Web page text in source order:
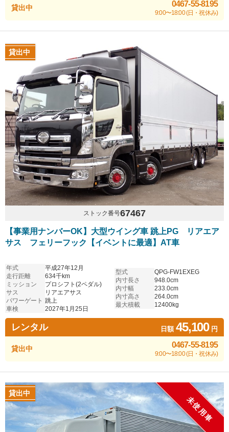
貸出中 0467-55-8195
9:00〜18:00 (日・祝休み)
貸出中
ストック番号67467
【事業用ナンバーOK】大型ウイング車 跳上PG リアエア
サス フェリーフック【イベントに最適】AT車
年式
平成27年12月
走行距離
634千km
ミッション
プロシフト(2ペダル)
サス
リアエアサス
パワーゲート 跳上
車検
2027年1月25日
型式
QPG-FW1EXEG
内寸長さ
948.0cm
内寸幅
233.0cm
内寸高さ
264.0cm
最大積載
12400kg
レンタル 日額45,100円
貸出中 0467-55-8195
9:00〜18:00 (日・祝休み)
貸出中
未使用車